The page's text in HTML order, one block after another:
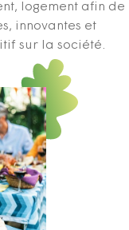
logement afin de
innovantes et
sur la société.